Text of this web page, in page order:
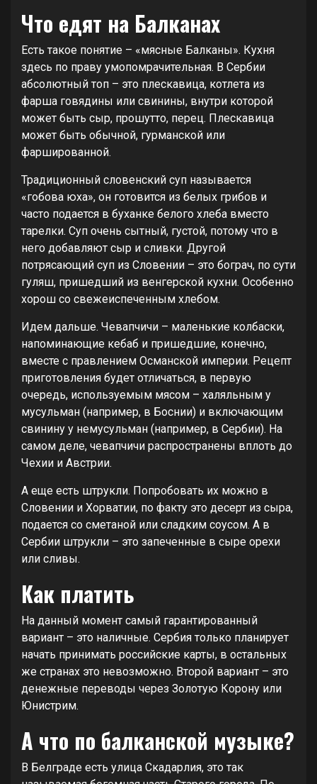
Что едят на Балканах
Есть такое понятие – «мясные Балканы». Кухня
здесь по праву умопомрачительная. В Сербии
абсолютный топ – это плескавица, котлета из
фарша говядины или свинины, внутри которой
может быть сыр, прошутто, перец. Плескавица
может быть обычной, гурманской или
фаршированной.
Традиционный словенский суп называется
«гобова юха», он готовится из белых грибов и
часто подается в буханке белого хлеба вместо
тарелки. Суп очень сытный, густой, потому что в
него добавляют сыр и сливки. Другой
потрясающий суп из Словении – это бограч, по сути
гуляш, пришедший из венгерской кухни. Особенно
хорош со свежеиспеченным хлебом.
Идем дальше. Чевапчичи – маленькие колбаски,
напоминающие кебаб и пришедшие, конечно,
вместе с правлением Османской империи. Рецепт
приготовления будет отличаться, в первую
очередь, используемым мясом – халяльным у
мусульман (например, в Боснии) и включающим
свинину у немусульман (например, в Сербии). На
самом деле, чевапчичи распространены вплоть до
Чехии и Австрии.
А еще есть штрукли. Попробовать их можно в
Словении и Хорватии, по факту это десерт из сыра,
подается со сметаной или сладким соусом. А в
Сербии штрукли – это запеченные в сыре орехи
или сливы.
Как платить
На данный момент самый гарантированный
вариант – это наличные. Сербия только планирует
начать принимать российские карты, в остальных
же странах это невозможно. Второй вариант – это
денежные переводы через Золотую Корону или
Юнистрим.
А что по балканской музыке?
В Белграде есть улица Скадарлия, это так